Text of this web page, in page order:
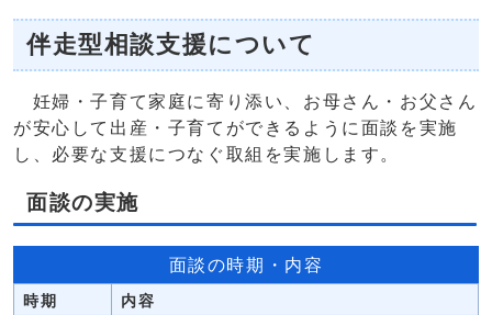
伴走型相談支援について
妊婦・子育て家庭に寄り添い、お母さん・お父さん
が安心して出産・子育てができるように面談を実施
し、必要な支援につなぐ取組を実施します。
面談の実施
面談の時期・内容
時期
内容